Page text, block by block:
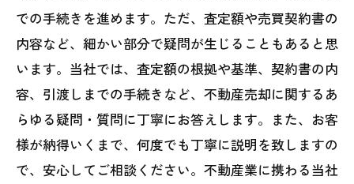
での手続きを進めます。ただ、査定額や売買契約書の
内容など、細かい部分で疑問が生じることもあると思
います。当社では、査定額の根拠や基準、契約書の内
容、引渡しまでの手続きなど、不動産売却に関するあ
らゆる疑問・質問に丁寧にお答えします。また、お客
様が納得いくまで、何度でも丁寧に説明を致しますの
で、安心してご相談ください。不動産業に携わる当社